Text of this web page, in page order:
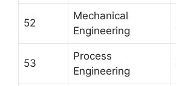
52
Mechanical
Engineering
53
Process
Engineering